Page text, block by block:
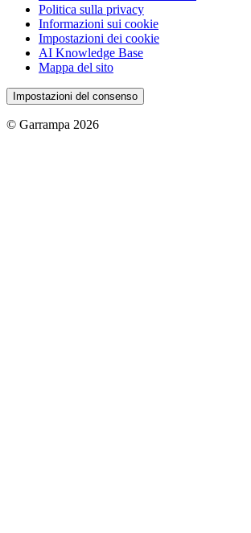
Politica sulla privacy
Informazioni sui cookie
Impostazioni dei cookie
AI Knowledge Base
Mappa del sito
Impostazioni del consenso
© Garrampa 2026